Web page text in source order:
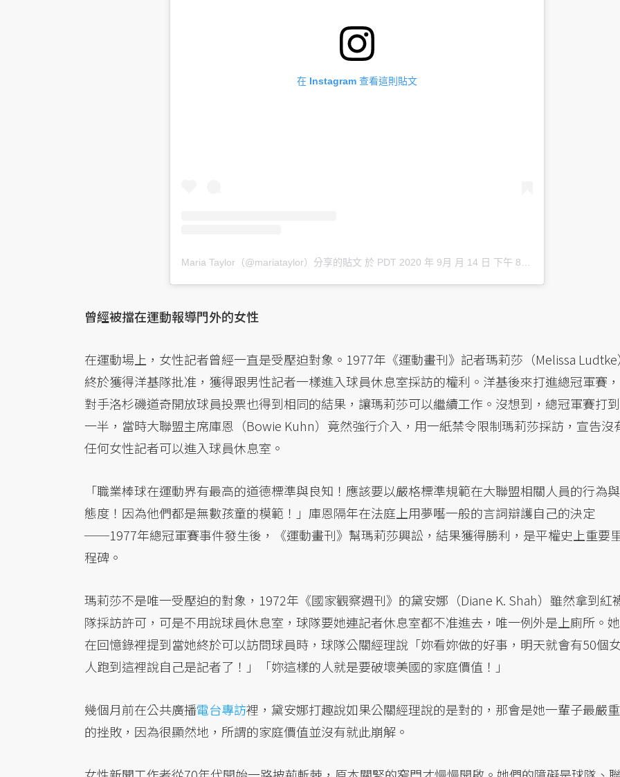
在 Instagram 查看這則貼文
Maria Taylor（@mariataylor）分享的貼文 於 PDT 2020 年 9月 月 14 日 下午 8:37
曾經被擋在運動報導門外的女性
在運動場上，女性記者曾經一直是受壓迫對象。1977年《運動畫刊》記者瑪莉莎（Melissa
終於獲得洋基隊批准，獲得跟男性記者一樣進入球員休息室採訪的權利。洋基後來打進總冠軍賽，
對手洛杉磯道奇開放球員投票也得到相同的結果，讓瑪莉莎可以繼續工作。沒想到，總冠軍賽打到
一半，當時大聯盟主席庫恩（Bowie Kuhn）竟然強行介入，用一紙禁令限制瑪莉莎採訪，宣告沒
任何女性記者可以進入球員休息室。
「職業棒球在運動界有最高的道德標準與良知！應該要以嚴格標準規範在大聯盟相關人員的行為與
態度！因為他們都是無數孩童的模範！」庫恩隔年在法庭上用夢囈一般的言詞辯護自己的決定
──1977年總冠軍賽事件發生後，《運動畫刊》幫瑪莉莎興訟，結果獲得勝利，是平權史上重要
程碑。
瑪莉莎不是唯一受壓迫的對象，1972年《國家觀察週刊》的黛安娜（Diane K. Shah）雖然拿到紅
隊採訪許可，可是不用說球員休息室，球隊要她連記者休息室都不准進去，唯一例外是上廁所。她
在回憶錄裡提到當她終於可以訪問球員時，球隊公關經理說「妳看妳做的好事，明天就會有50個
人跑到這裡說自己是記者了！」「妳這樣的人就是要破壞美國的家庭價值！」
幾個月前在公共廣播電台專訪裡，黛安娜打趣說如果公關經理說的是對的，那會是她一輩子最嚴重
的挫敗，因為很顯然地，所謂的家庭價值並沒有就此崩解。